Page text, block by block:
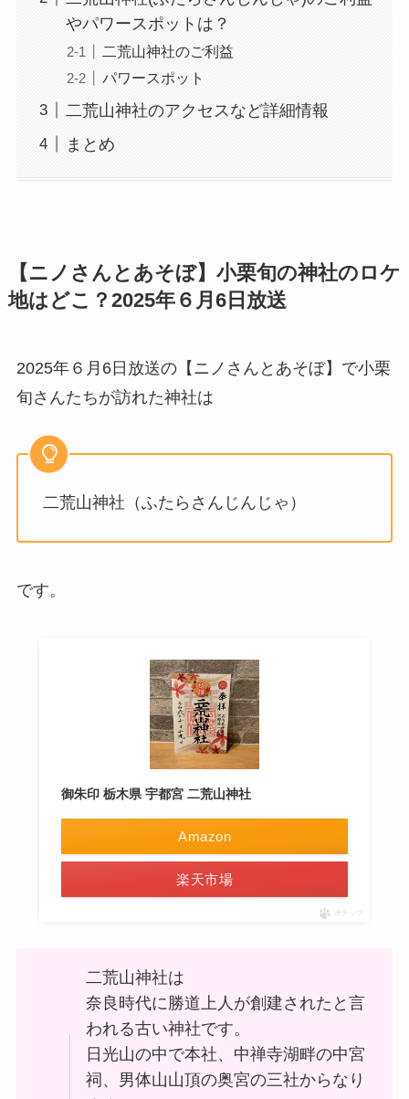
やパワースポットは？
二荒山神社のご利益
パワースポット
二荒山神社のアクセスなど詳細情報
まとめ
【ニノさんとあそぼ】小栗旬の神社のロケ
地はどこ？2025年６月6日放送
2025年６月6日放送の【ニノさんとあそぼ】で小栗
旬さんたちが訪れた神社は
二荒山神社（ふたらさんじんじゃ）
です。
御朱印 栃木県 宇都宮 二荒山神社
Amazon
楽天市場
ポチップ
二荒山神社は
奈良時代に勝道上人が創建されたと言
われる古い神社です。
日光山の中で本社、中禅寺湖畔の中宮
祠、男体山山頂の奥宮の三社からなり